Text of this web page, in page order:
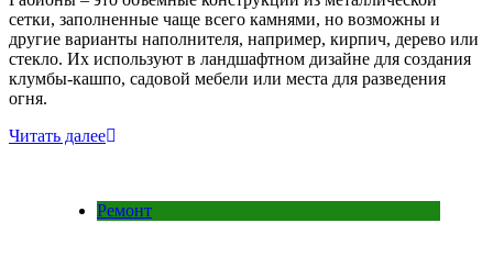
сетки, заполненные чаще всего камнями, но возможны и
другие варианты наполнителя, например, кирпич, дерево или
стекло. Их используют в ландшафтном дизайне для создания
клумбы-кашпо, садовой мебели или места для разведения
огня.
Читать далее
Ремонт